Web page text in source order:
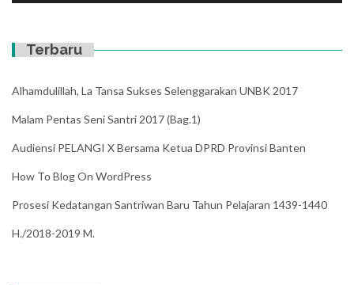
Terbaru
Alhamdulillah, La Tansa Sukses Selenggarakan UNBK 2017
Malam Pentas Seni Santri 2017 (Bag.1)
Audiensi PELANGI X Bersama Ketua DPRD Provinsi Banten
How To Blog On WordPress
Prosesi Kedatangan Santriwan Baru Tahun Pelajaran 1439-1440
H./2018-2019 M.